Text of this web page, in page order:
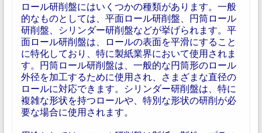
ロール研削盤にはいくつかの種類があります。一般
的なものとしては、平面ロール研削盤、円筒ロール
研削盤、シリンダー研削盤などが挙げられます。平
面ロール研削盤は、ロールの表面を平滑にすること
に特化しており、特に製紙業界において使用されま
す。円筒ロール研削盤は、一般的な円筒形のロール
外径を加工するために使用され、さまざまな直径の
ロールに対応できます。シリンダー研削盤は、特に
複雑な形状を持つロールや、特別な形状の研削が必
要な場合に使用されます。